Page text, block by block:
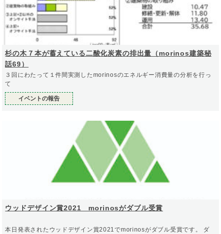
杉の木７本が蓄えている二酸化炭素の排出量（morinos建築秘
話69）
３回にわたって１件間実測したmorinosのエネルギー消費量の分析を行っ
て
イベントの報告
ウッドデザイン賞2021 morinosがダブル受賞
本日発表されたウッドデザイン賞2021でmorinosがダブル受賞です。 ダ